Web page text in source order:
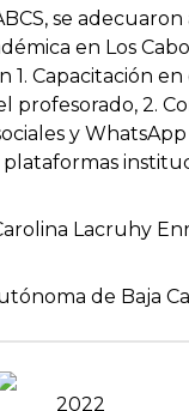
se
en Los
1. Capacitación
profesorado, 2.
y
Lacruhy
de Baja
2022